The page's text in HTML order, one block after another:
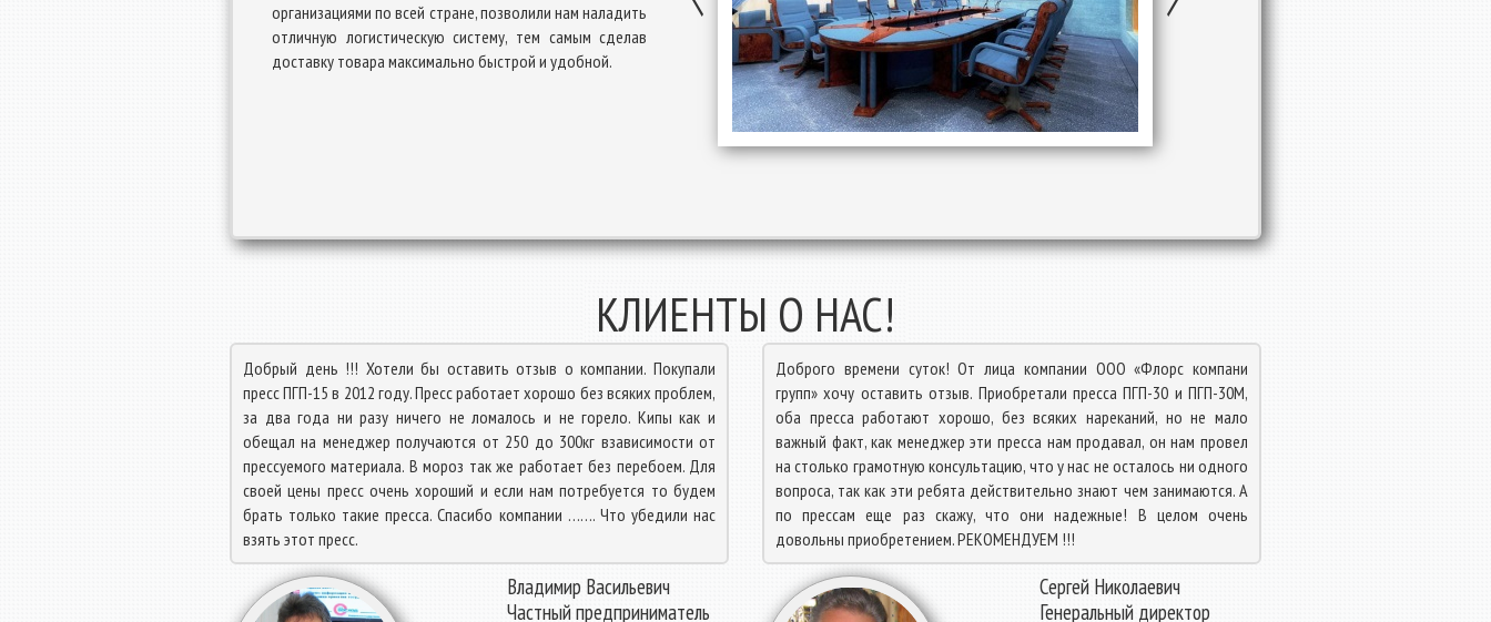
организациями по всей стране, позволили нам наладить
отличную логистическую систему, тем самым сделав
доставку товара максимально быстрой и удобной.
КЛИЕНТЫ О НАС!
Добрый день !!! Хотели бы оставить отзыв о компании. Покупали
пресс ПГП-15 в 2012 году. Пресс работает хорошо без всяких проблем,
за два года ни разу ничего не ломалось и не горело. Кипы как и
обещал на менеджер получаются от 250 до 300кг взависимости от
прессуемого материала. В мороз так же работает без перебоем. Для
своей цены пресс очень хороший и если нам потребуется то будем
брать только такие пресса. Спасибо компании ……. Что убедили нас
взять этот пресс.
Владимир Васильевич
Частный предприниматель
Доброго времени суток! От лица компании ООО «Флорс компани
групп» хочу оставить отзыв. Приобретали пресса ПГП-30 и ПГП-30М,
оба пресса работают хорошо, без всяких нареканий, но не мало
важный факт, как менеджер эти пресса нам продавал, он нам провел
на столько грамотную консультацию, что у нас не осталось ни одного
вопроса, так как эти ребята действительно знают чем занимаются. А
по прессам еще раз скажу, что они надежные! В целом очень
довольны приобретением. РЕКОМЕНДУЕМ !!!
Сергей Николаевич
Генеральный директор